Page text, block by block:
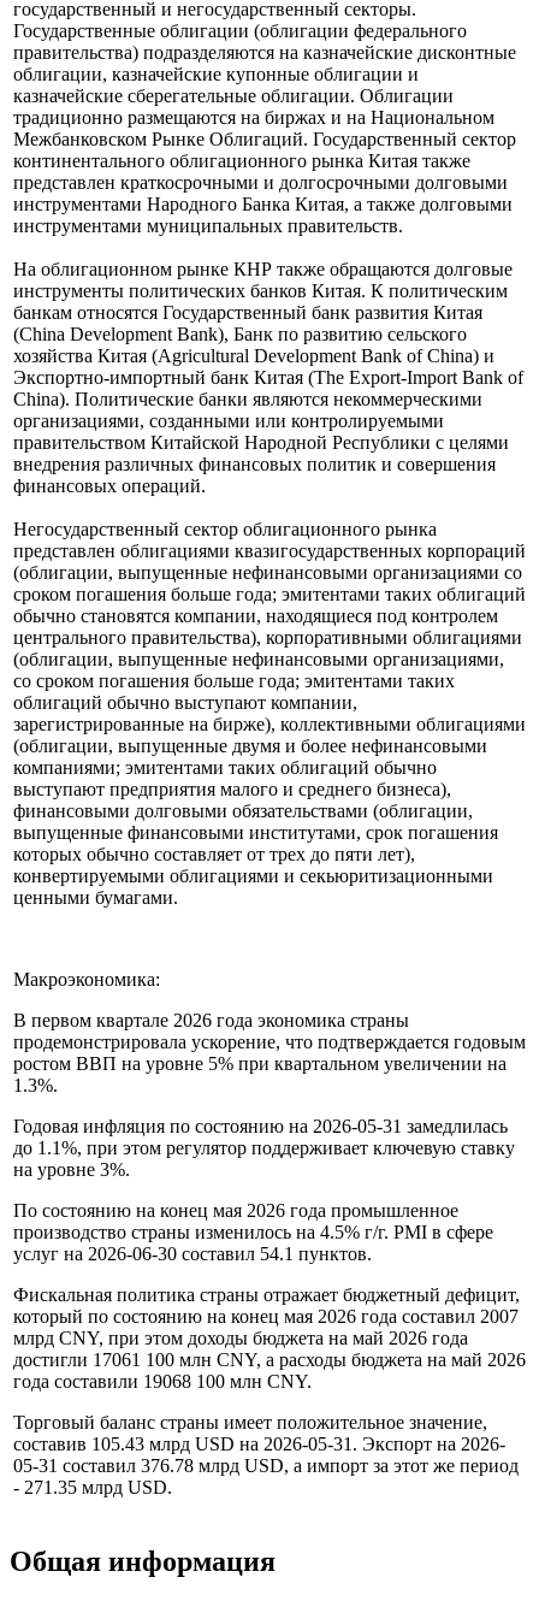
государственный и негосударственный секторы.
Государственные облигации (облигации федерального
правительства) подразделяются на казначейские дисконтные
облигации, казначейские купонные облигации и
казначейские сберегательные облигации. Облигации
традиционно размещаются на биржах и на Национальном
Межбанковском Рынке Облигаций. Государственный сектор
континентального облигационного рынка Китая также
представлен краткосрочными и долгосрочными долговыми
инструментами Народного Банка Китая, а также долговыми
инструментами муниципальных правительств.
На облигационном рынке КНР также обращаются долговые
инструменты политических банков Китая. К политическим
банкам относятся Государственный банк развития Китая
(China Development Bank), Банк по развитию сельского
хозяйства Китая (Agricultural Development Bank of China) и
Экспортно-импортный банк Китая (The Export-Import Bank of
China). Политические банки являются некоммерческими
организациями, созданными или контролируемыми
правительством Китайской Народной Республики с целями
внедрения различных финансовых политик и совершения
финансовых операций.
Негосударственный сектор облигационного рынка
представлен облигациями квазигосударственных корпораций
(облигации, выпущенные нефинансовыми организациями со
сроком погашения больше года; эмитентами таких облигаций
обычно становятся компании, находящиеся под контролем
центрального правительства), корпоративными облигациями
(облигации, выпущенные нефинансовыми организациями,
со сроком погашения больше года; эмитентами таких
облигаций обычно выступают компании,
зарегистрированные на бирже), коллективными облигациями
(облигации, выпущенные двумя и более нефинансовыми
компаниями; эмитентами таких облигаций обычно
выступают предприятия малого и среднего бизнеса),
финансовыми долговыми обязательствами (облигации,
выпущенные финансовыми институтами, срок погашения
которых обычно составляет от трех до пяти лет),
конвертируемыми облигациями и секьюритизационными
ценными бумагами.
Макроэкономика:
В первом квартале 2026 года экономика страны
продемонстрировала ускорение, что подтверждается годовым
ростом ВВП на уровне 5% при квартальном увеличении на
1.3%.
Годовая инфляция по состоянию на 2026-05-31 замедлилась
до 1.1%, при этом регулятор поддерживает ключевую ставку
на уровне 3%.
По состоянию на конец мая 2026 года промышленное
производство страны изменилось на 4.5% г/г. PMI в сфере
услуг на 2026-06-30 составил 54.1 пунктов.
Фискальная политика страны отражает бюджетный дефицит,
который по состоянию на конец мая 2026 года составил 2007
млрд CNY, при этом доходы бюджета на май 2026 года
достигли 17061 100 млн CNY, а расходы бюджета на май 2026
года составили 19068 100 млн CNY.
Торговый баланс страны имеет положительное значение,
составив 105.43 млрд USD на 2026-05-31. Экспорт на 2026-
05-31 составил 376.78 млрд USD, а импорт за этот же период
- 271.35 млрд USD.
Общая информация